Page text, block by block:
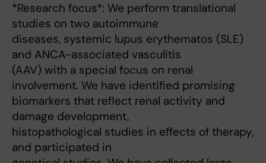
*Research focus*: We perform translational
studies on two autoimmune
diseases, systemic lupus erythematos (SLE)
and ANCA-associated vasculitis
(AAV) with a special focus on renal
involvement. We have identified promising
biomarkers that reflect renal activity and
damage development,
histopathological studies in effects of therapy,
and participated in